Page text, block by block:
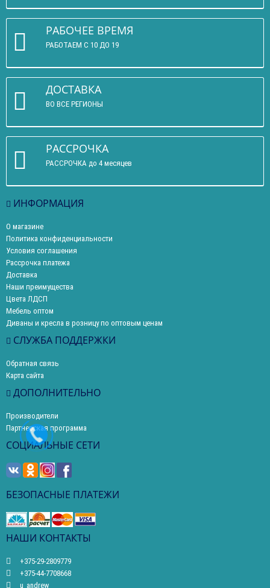
РАБОЧЕЕ ВРЕМЯ
РАБОТАЕМ С 10 ДО 19
ДОСТАВКА
ВО ВСЕ РЕГИОНЫ
РАССРОЧКА
РАССРОЧКА до 4 месяцев
ИНФОРМАЦИЯ
О магазине
Политика конфиденциальности
Условия соглашения
Рассрочка платежа
Доставка
Наши преимущества
Цвета ЛДСП
Мебель оптом
Диваны и кресла в розницу по оптовым ценам
СЛУЖБА ПОДДЕРЖКИ
Обратная связь
Карта сайта
ДОПОЛНИТЕЛЬНО
Производители
Партнерская программа
СОЦИАЛЬНЫЕ СЕТИ
БЕЗОПАСНЫЕ ПЛАТЕЖИ
НАШИ КОНТАКТЫ
+375-29-2809779
+375-44-7708668
u_andrew_